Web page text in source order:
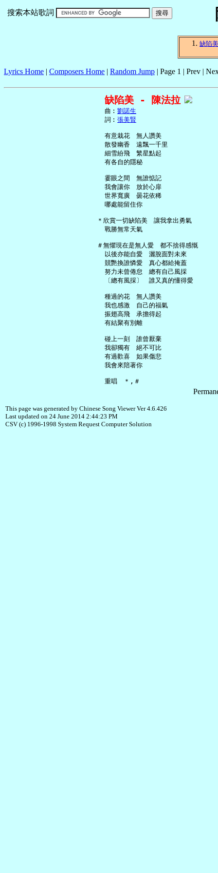
搜索本站歌詞
缺陷美
Lyrics Home | Composers Home | Random Jump | Page 1 | Prev |
缺陷美 - 陳法拉
     曲︰
劉諾生
     詞︰
張美賢
     有意栽花　無人讚美
     散發幽香　遠飄一千里
     細雪紛飛　繁星點起
     有各自的隱秘
     霎眼之間　無誰惦記
     我會讓你　放於心扉
     世界寬廣　曇花依稀
     哪處能留住你
   ＊欣賞一切缺陷美　讓我拿出勇氣
     戰勝無常天氣
   ＃無懼現在是無人愛　都不捨得感慨
     以後亦能自愛　灑脫面對未來
     競艷換誰憐愛　真心都給掩蓋
     努力未曾倦怠　總有自己風採
     〔總有風採〕　誰又真的懂得愛
     種過的花　無人讚美
     我也感激　自己的福氣
     振翅高飛　承擔得起
     有結聚有別離
     碰上一刻　誰曾厭棄
     我卻獨有　絕不可比
     有過歡喜　如果傷悲
     我會來陪著你
This page was generated by Chinese Song Viewer Ver 4.6.426
Last updated on 24 June 2014 2:44:23 PM
CSV (c) 1996-1998 System Request Computer Solution